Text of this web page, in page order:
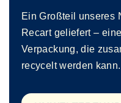
Ein Großteil unseres
Recart geliefert –
Verpackung, die
recycelt werden kann.